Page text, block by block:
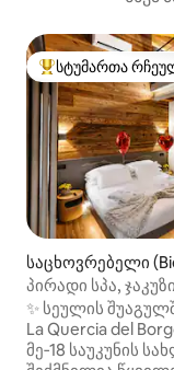
სტუმართა რჩეული
სტუმართა
საცხოვრებელი
პირადი სპა,
ხედი, Luxury
✨ სეულის
La Quercia del
მე‑18 საუკუნის